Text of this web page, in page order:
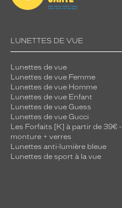
LUNETTES DE VUE
Lunettes de vue
Lunettes de vue Femme
Lunettes de vue Homme
Lunettes de vue Enfant
Lunettes de vue Guess
Lunettes de vue Gucci
Les Forfaits [K] à partir de 39€ -
monture + verres
Lunettes anti-lumière bleue
Lunettes de sport à la vue